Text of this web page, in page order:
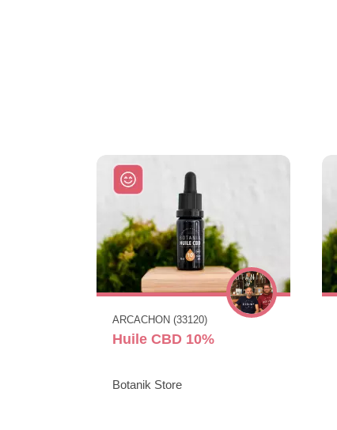
ARCACHON (33120)
Huile CBD 10%
Botanik Store